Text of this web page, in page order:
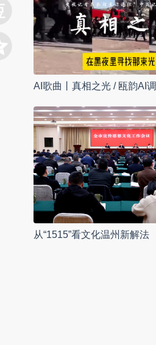
AI歌曲丨真相之光 / 瓯韵AI调
从“1515”看文化温州新解法